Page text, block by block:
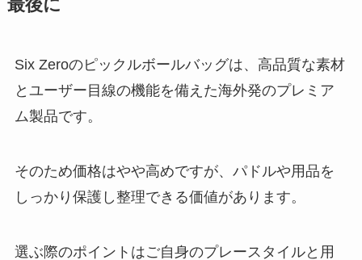
最後に
Six Zeroのピックルボールバッグは、高品質な素材
とユーザー目線の機能を備えた海外発のプレミア
ム製品です。
そのため価格はやや高めですが、パドルや用品を
しっかり保護し整理できる価値があります。
選ぶ際のポイントはご自身のプレースタイルと用